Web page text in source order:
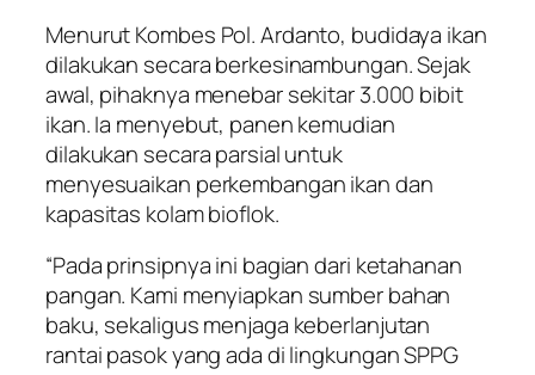
Menurut Kombes Pol. Ardanto, budidaya ikan
dilakukan secara berkesinambungan. Sejak
awal, pihaknya menebar sekitar 3.000 bibit
ikan. Ia menyebut, panen kemudian
dilakukan secara parsial untuk
menyesuaikan perkembangan ikan dan
kapasitas kolam bioflok.
“Pada prinsipnya ini bagian dari ketahanan
pangan. Kami menyiapkan sumber bahan
baku, sekaligus menjaga keberlanjutan
rantai pasok yang ada di lingkungan SPPG